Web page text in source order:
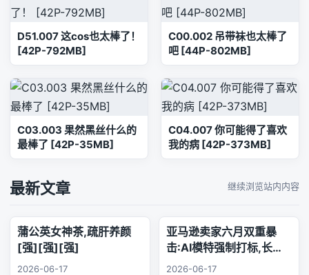
D51.007 这cos也太棒了！
[42P-792MB]
C00.002 吊带袜也太棒了
吧 [44P-802MB]
C03.003 果然黑丝什么的
最棒了 [42P-35MB]
C04.007 你可能得了喜欢
我的病 [42P-373MB]
最新文章 继续浏览站内内容
蒲公英女神茶,疏肝养颜
[强][强][强]
2026-06-17
亚马逊卖家六月双重暴
击:AI模特强制打标,长标
题时代正式终结
2026-06-17